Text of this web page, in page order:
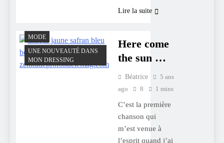
Lire la suite
MODE
UNE NOUVEAUTÉ DANS
MON DRESSING
Here come
the sun …
Béatrice
5 ans
ago
8 1 mins
C’est la première
chanson qui
m’est venue à
l’esprit quand j’ai